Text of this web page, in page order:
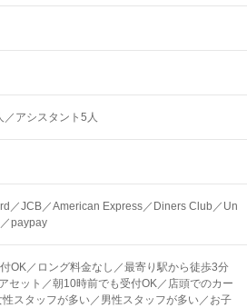
／アシスタント5人
／JCB／American Express／Diners Club／Un
paypay
OK／ロング料金なし／最寄り駅から徒歩3分
セット／朝10時前でも受付OK／店頭でのカー
性スタッフが多い／男性スタッフが多い／お子